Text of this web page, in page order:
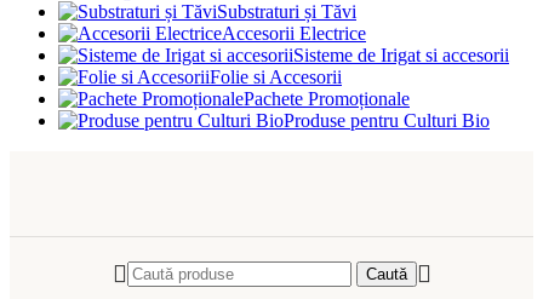
Substraturi și Tăvi
Accesorii Electrice
Sisteme de Irigat si accesorii
Folie si Accesorii
Pachete Promoționale
Produse pentru Culturi Bio
Caută